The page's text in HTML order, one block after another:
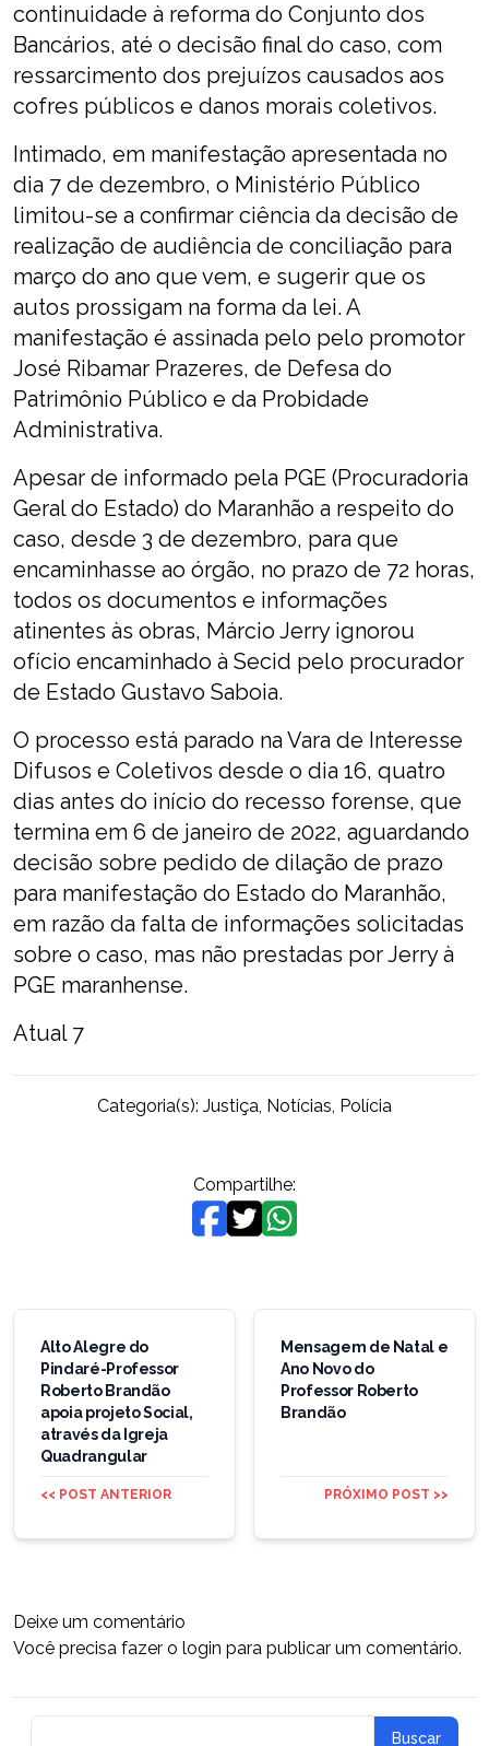
continuidade à reforma do Conjunto dos
Bancários, até o decisão final do caso, com
ressarcimento dos prejuízos causados aos
cofres públicos e danos morais coletivos.
Intimado, em manifestação apresentada no
dia 7 de dezembro, o Ministério Público
limitou-se a confirmar ciência da decisão de
realização de audiência de conciliação para
março do ano que vem, e sugerir que os
autos prossigam na forma da lei. A
manifestação é assinada pelo pelo promotor
José Ribamar Prazeres, de Defesa do
Patrimônio Público e da Probidade
Administrativa.
Apesar de informado pela PGE (Procuradoria
Geral do Estado) do Maranhão a respeito do
caso, desde 3 de dezembro, para que
encaminhasse ao órgão, no prazo de 72 horas,
todos os documentos e informações
atinentes às obras, Márcio Jerry ignorou
ofício encaminhado à Secid pelo procurador
de Estado Gustavo Saboia.
O processo está parado na Vara de Interesse
Difusos e Coletivos desde o dia 16, quatro
dias antes do início do recesso forense, que
termina em 6 de janeiro de 2022, aguardando
decisão sobre pedido de dilação de prazo
para manifestação do Estado do Maranhão,
em razão da falta de informações solicitadas
sobre o caso, mas não prestadas por Jerry à
PGE maranhense.
Atual 7
Categoria(s): Justiça, Notícias, Polícia
Compartilhe:
Navegação
Post
Alto Alegre do
Pindaré-Professor
Roberto Brandão
apoia projeto Social,
através da Igreja
Quadrangular
<< POST ANTERIOR
Mensagem de Natal e
Ano Novo do
Professor Roberto
Brandão
PRÓXIMO POST >>
Deixe um comentário
Você precisa fazer o login para publicar um comentário.